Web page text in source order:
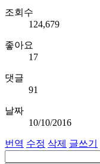
조회수
124,679
좋아요
17
댓글
91
날짜
10/10/2016
번역 수정 삭제 글쓰기